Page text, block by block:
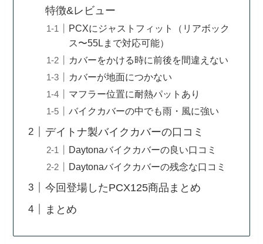
特徴&レビュー
PCXにジャストフィット（リアボック
ス〜55Lまで対応可能）
カバーをかける時に前後を間違えない
カバーが地面につかない
マフラー位置に耐熱パットあり
バイクカバーの中でも雨・風に強い
デイトナ製バイクカバーの口コミ
Daytonaバイクカバーの良い口コミ
Daytonaバイクカバーの残念な口コミ
今回登場したPCX125商品まとめ
まとめ